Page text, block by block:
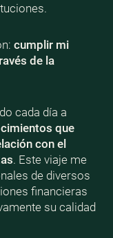
cumplir mi
de la
cada día a
que
con el
. Este viaje me
de diversos
financieras
su calidad